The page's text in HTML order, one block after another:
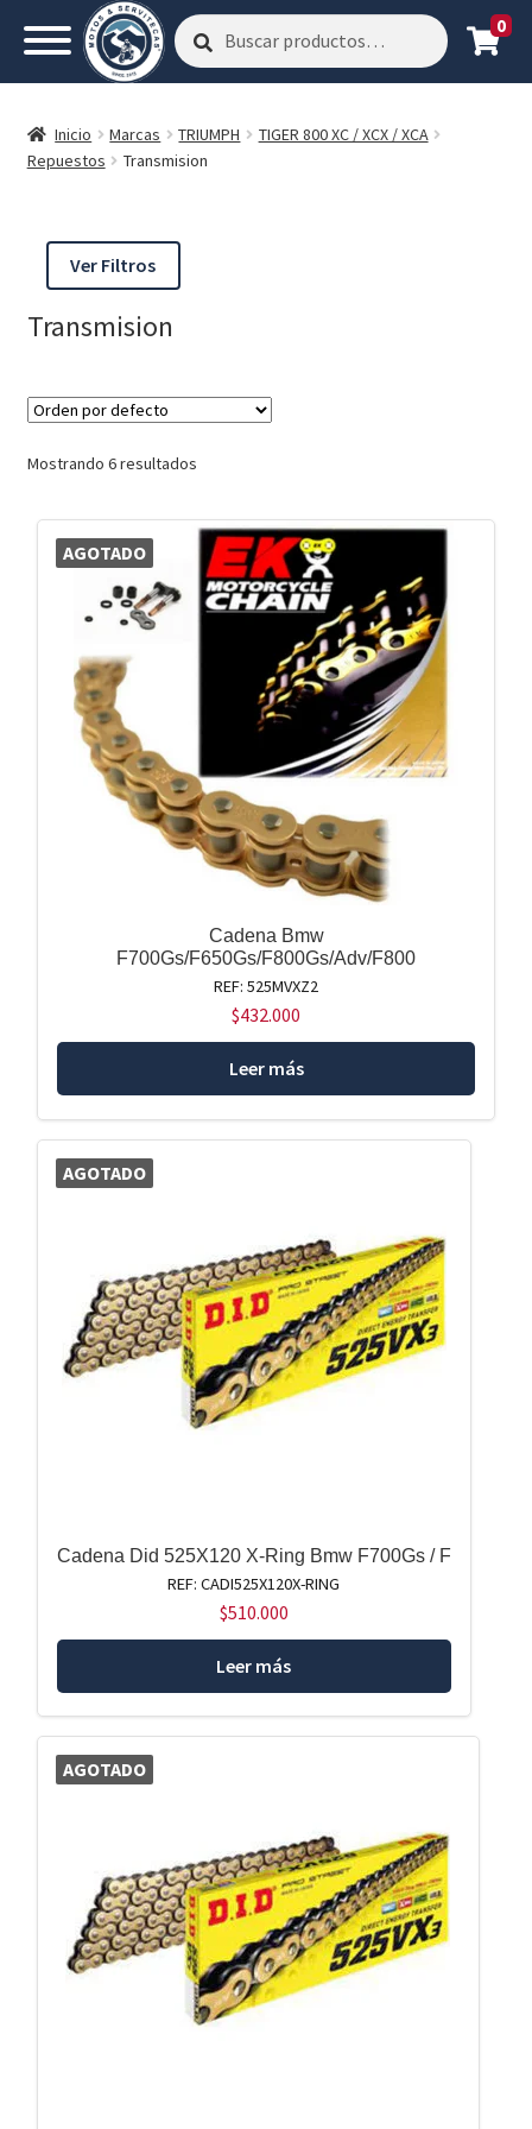
Buscar
por:
Buscar 0
Inicio Marcas TRIUMPH
TIGER 800 XC / XCX / XCA
Repuestos
Transmision
Ver Filtros
Transmision
Mostrando 6 resultados
AGOTADO
Cadena Bmw
F700Gs/F650Gs/F800Gs/Adv/F800
REF: 525MVXZ2
$432.000
Leer más
AGOTADO
Cadena Did 525X120 X-Ring Bmw F700Gs / F
REF: CADI525X120X-RING
$510.000
Leer más
AGOTADO